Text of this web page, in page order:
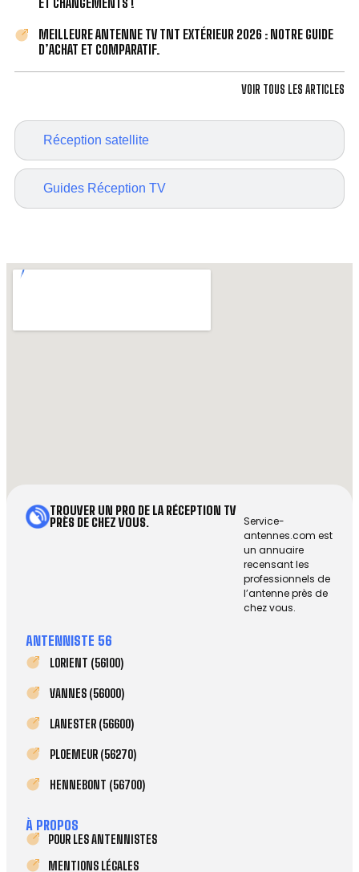
Réception satellite
Guides Réception TV
MEILLEURE ANTENNE TV TNT EXTÉRIEUR 2026 : NOTRE GUIDE
D’ACHAT ET COMPARATIF.
VOIR TOUS LES ARTICLES
TROUVER UN PRO DE LA RÉCEPTION TV
PRÈS DE CHEZ VOUS.
Service-
antennes.com est
un annuaire
recensant les
professionnels de
l’antenne près de
chez vous.
ANTENNISTE 56
LORIENT (56100)
VANNES (56000)
LANESTER (56600)
PLOEMEUR (56270)
HENNEBONT (56700)
À PROPOS
POUR LES ANTENNISTES
MENTIONS LÉGALES